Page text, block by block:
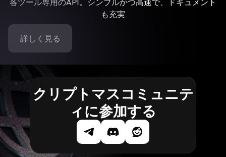
各ツール専用のAPI。シンプルかつ高速で、ドキュメント
も充実
詳しく見る
クリプトマスコミュニテ
ィに参加する